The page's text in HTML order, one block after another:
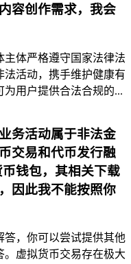
容创作需求，我会
体严格遵守国家法律法
活动，携手维护健康有
用户提供合法合规的...
务活动属于非法金
交易和代币发行融
钱包，其相关下载
因此我不能按照你
答，你可以尝试提供其他
虚拟货币交易存在极大